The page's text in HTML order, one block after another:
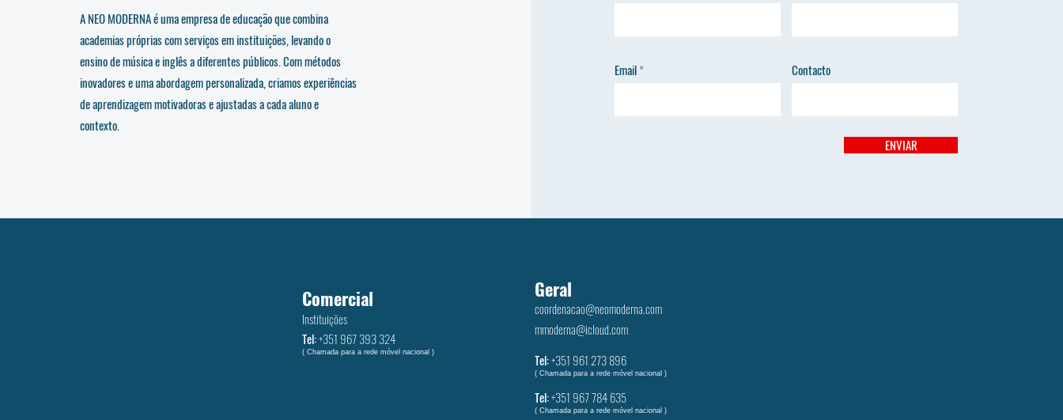
A NEO MODERNA é uma empresa de educação que combina
academias próprias com serviços em instituições, levando o
ensino de música e inglês a diferentes públicos. Com métodos
inovadores e uma abordagem personalizada, criamos experiências
de aprendizagem motivadoras e ajustadas a cada aluno e
contexto.
Email Contacto
ENVIAR
Comercial
Instituições
Tel:+351 ‭967 393 324
( Chamada para a rede móvel nacional )
Geral
coordenacao@neomoderna.com
mmoderna@icloud.com
Tel:+351 961 273 896
( Chamada para a rede móvel nacional )
Tel:+351 ‭967 784 635‬
( Chamada para a rede móvel nacional )